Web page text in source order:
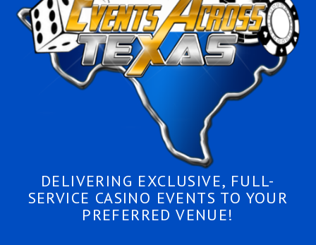
DELIVERING EXCLUSIVE, FULL-
SERVICE CASINO EVENTS TO YOUR
PREFERRED VENUE!